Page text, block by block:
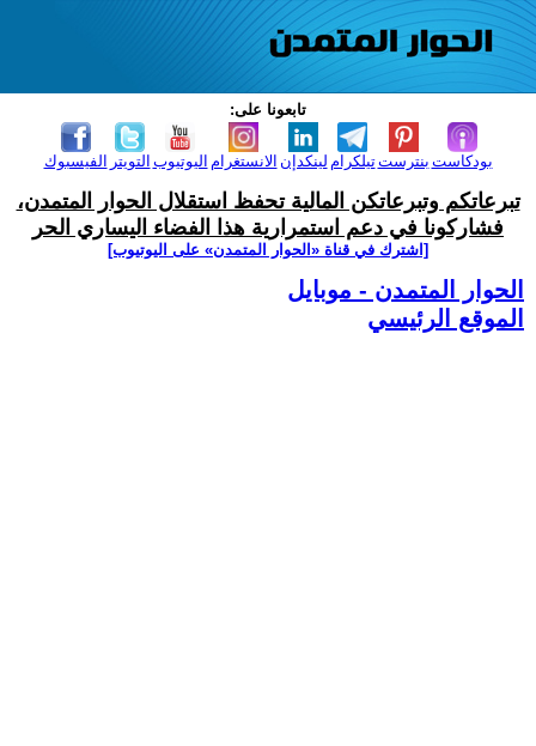
تابعونا على:
الفيسبوك التويتر اليوتيوب الانستغرام لينكدإن تيلكرامبنترست بودكاست
تبرعاتكم وتبرعاتكن المالية تحفظ استقلال الحوار المتمدن،
فشاركونا في دعم استمرارية هذا الفضاء اليساري الحر
[اشترك في قناة ‫«الحوار المتمدن» على اليوتيوب]
الحوار المتمدن - موبايل
الموقع الرئيسي